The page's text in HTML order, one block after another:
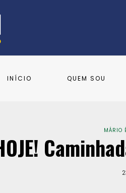
INÍCIO QUEM SOU
MÁRIO